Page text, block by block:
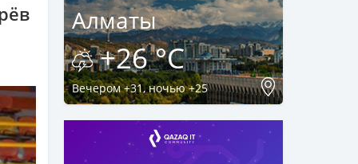
Алматы
+26 °C
Вечером +31, ночью +25